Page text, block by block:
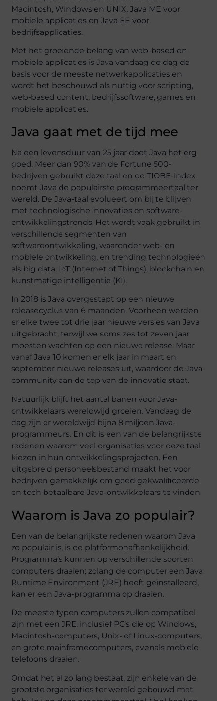
Macintosh, Windows en UNIX, Java ME voor
mobiele applicaties en Java EE voor
bedrijfsapplicaties.
Met het groeiende belang van web-based en
mobiele applicaties is Java vandaag de dag de
basis voor de meeste netwerkapplicaties en
wordt het beschouwd als nuttig voor scripting,
web-based content, bedrijfssoftware, games en
mobiele applicaties.
Java gaat met de tijd mee
Na een levensduur van 25 jaar doet Java het erg
goed. Meer dan 90% van de Fortune 500-
bedrijven gebruikt deze taal en de TIOBE-index
noemt Java de populairste programmeertaal ter
wereld. De Java-taal evolueert om bij te blijven
met technologische innovaties en software-
ontwikkelingstrends. Het wordt vaak gebruikt in
verschillende segmenten van
softwareontwikkeling, waaronder web- en
mobiele ontwikkeling, en trending technologieën
als big data, IoT (Internet of Things), blockchain en
kunstmatige intelligentie (KI).
In 2018 is Java overgestapt op een nieuwe
releasecyclus van 6 maanden. Voorheen werden
er elke twee tot drie jaar nieuwe versies van Java
uitgebracht, terwijl we soms zes tot zeven jaar
moesten wachten op een nieuwe release. Maar
vanaf Java 10 komen er elk jaar in maart en
september nieuwe releases uit, waardoor de Java-
community aan de top van de innovatie staat.
Natuurlijk blijft het aantal banen voor Java-
ontwikkelaars wereldwijd groeien. Vandaag de
dag zijn er wereldwijd bijna 8 miljoen Java-
programmeurs. En dit is een van de belangrijkste
redenen waarom veel organisaties voor deze taal
kiezen in hun ontwikkelingsprojecten. Een
uitgebreid personeelsbestand maakt het voor
bedrijven gemakkelijk om goed gekwalificeerde
en toch betaalbare Java-ontwikkelaars te vinden.
Waarom is Java zo populair?
Een van de belangrijkste redenen waarom Java
zo populair is, is de platformonafhankelijkheid.
Programma’s kunnen op verschillende soorten
computers draaien; zolang de computer een Java
Runtime Environment (JRE) heeft geïnstalleerd,
kan er een Java-programma op draaien.
De meeste typen computers zullen compatibel
zijn met een JRE, inclusief PC’s die op Windows,
Macintosh-computers, Unix- of Linux-computers,
en grote mainframecomputers, evenals mobiele
telefoons draaien.
Omdat het al zo lang bestaat, zijn enkele van de
grootste organisaties ter wereld gebouwd met